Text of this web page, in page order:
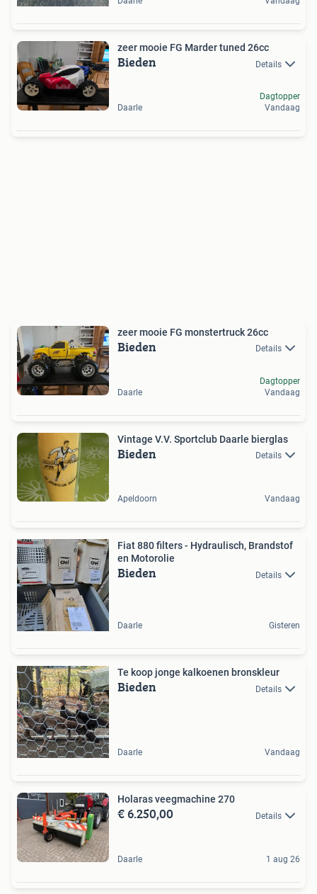
zeer mooie FG Marder tuned 26cc
Bieden Details
Daarle
Dagtopper
Vandaag
zeer mooie FG monstertruck 26cc
Bieden Details
Daarle
Dagtopper
Vandaag
Vintage V.V. Sportclub Daarle bierglas
Bieden Details
Apeldoorn Vandaag
Fiat 880 filters - Hydraulisch, Brandstof
en Motorolie
Bieden Details
Daarle Gisteren
Te koop jonge kalkoenen bronskleur
Bieden Details
Daarle Vandaag
Holaras veegmachine 270
€ 6.250,00 Details
Daarle 1 aug 26